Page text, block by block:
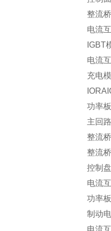
整流
电流
IGBT
电流
充电
功率
主回
整流
整流
控制
电流
功率
制动
电流